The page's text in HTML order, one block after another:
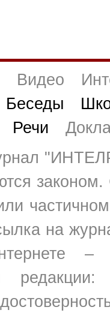
Видео
Беседы
Речи
на